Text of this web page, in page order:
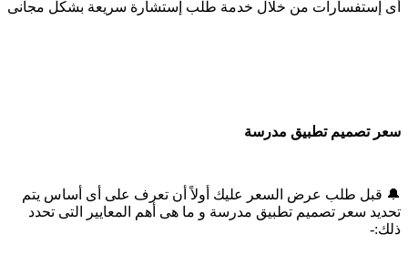
أى إستفسارات من خلال خدمة طلب إستشارة سريعة بشكل مجانى
سعر تصميم تطبيق مدرسة
🔔 قبل طلب عرض السعر عليك أولاً أن تعرف على أى أساس يتم
تحديد سعر تصميم تطبيق مدرسة و ما هى أهم المعايير التى تحدد
ذلك:-